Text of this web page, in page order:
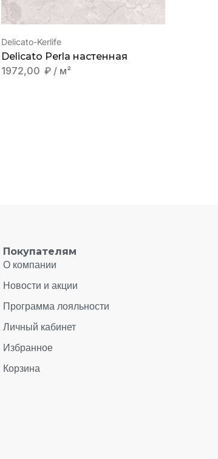
Delicato-Kerlife
Delicato Perla настенная
1972,00 ₽ / м²
Покупателям
О компании
Новости и акции
Программа лояльности
Личный кабинет
Избранное
Корзина